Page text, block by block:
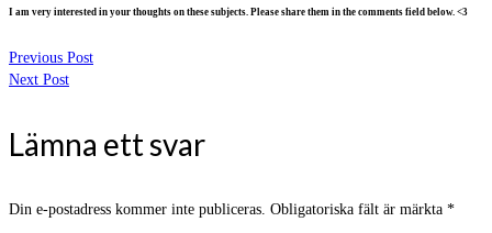
I am very interested in your thoughts on these subjects. Please share them in the comments field below. <3
Previous Post
Next Post
Lämna ett svar
Din e-postadress kommer inte publiceras. Obligatoriska fält är märkta *